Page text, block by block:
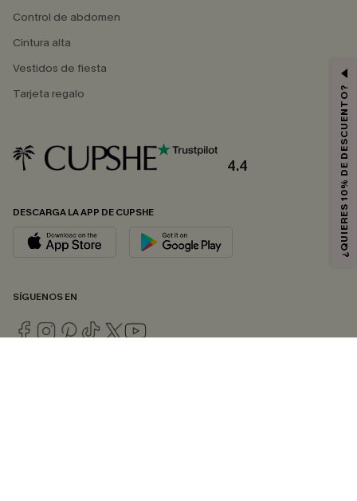
Control de abdomen
Cintura alta
Vestidos de fiesta
Tarjeta regalo
4.4
DESCARGA LA APP DE CUPSHE
SÍGUENOS EN
¿QUIERES 10% DE DESCUENTO?